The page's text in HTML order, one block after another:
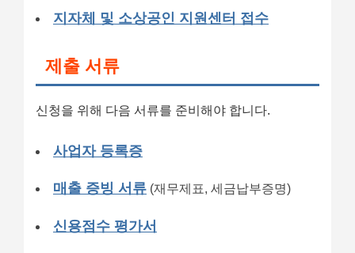
지자체 및 소상공인 지원센터 접수
제출 서류
신청을 위해 다음 서류를 준비해야 합니다.
사업자 등록증
매출 증빙 서류 (재무제표, 세금납부증명)
신용점수 평가서